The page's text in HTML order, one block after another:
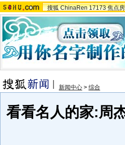
搜狐 ChinaRen 17173 焦点
新闻中心 > 综合
看看名人的家:周